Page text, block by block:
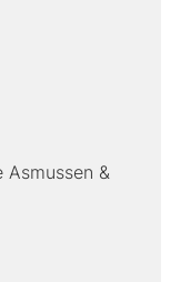
Asmussen